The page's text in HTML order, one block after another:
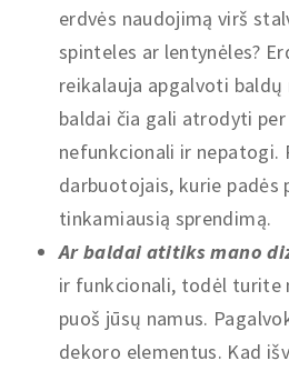
erdvės naudojimą virš
spinteles ar lentynėles?
reikalauja apgalvoti
baldai čia gali atrodyti
nefunkcionali ir nepatogi.
darbuotojais, kurie
tinkamiausią sprendimą.
Ar baldai atitiks mano
ir funkcionali, todėl turite
puoš jūsų namus.
dekoro elementus. Kad